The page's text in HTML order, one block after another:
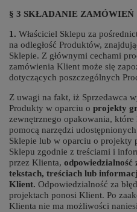
§ 3 SKŁADANIE ZAMÓWIEŃ
1. Właściciel Sklepu za
na odległość Produktów,
Sklepie. Z głównymi cechami
zamówienia Klient może się
dotyczących poszczególnych
Z uwagi na fakt, iż Sprzedawca
Produkty w oparciu o projekty
zewnętrznego opakowania,
pomocą narzędzi
Sklepie lub w oparciu o projekty
Sklepu zgodnie z treściami i
przez Klienta, odpowiedzialność
tekstach, treściach lub
Klient. Odpowiedzialność za
projektach ponosi Klient. Po
Klienta nie ma możliwości